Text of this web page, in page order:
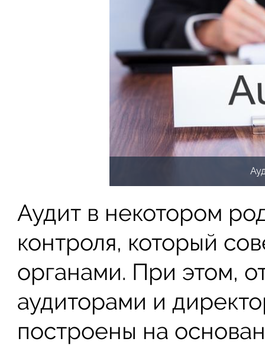
Аудит в некотором
контроля, который
органами. При этом,
аудиторами и
построены на